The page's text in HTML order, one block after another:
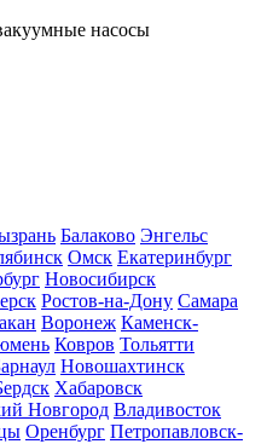
насосы
Балаково Энгельс
Омск Екатеринбург
Новосибирск
Ростов-на-Дону Самара
Воронеж Каменск-
Ковров Тольятти
Новошахтинск
Хабаровск
Новгород Владивосток
Оренбург Петропавловск-